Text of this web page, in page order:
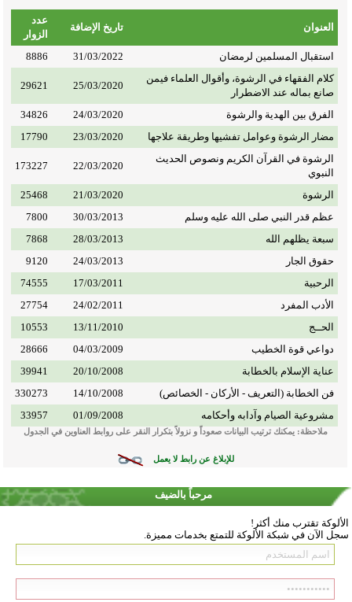
العنوان تاريخ الإضافة
عدد
الزوار
استقبال المسلمين لرمضان
31/03/2022
8886
كلام الفقهاء في الرشوة، وأقوال العلماء فيمن
صانع بماله عند الاضطرار
25/03/2020
29621
الفرق بين الهدية والرشوة 24/03/2020
34826
مضار الرشوة وعوامل تفشيها وطريقة علاجها
23/03/2020
17790
الرشوة في القرآن الكريم ونصوص الحديث
النبوي
22/03/2020
173227
الرشوة 21/03/2020
25468
عظم قدر النبي صلى الله عليه وسلم
30/03/2013
7800
سبعة يظلهم الله
28/03/2013
7868
حقوق الجار
24/03/2013
9120
الرحبية
17/03/2011
74555
الأدب المفرد
24/02/2011
27754
الحــج
13/11/2010
10553
دواعي قوة الخطيب
04/03/2009
28666
عناية الإسلام بالخطابة
20/10/2008
39941
فن الخطابة (التعريف - الأركان - الخصائص)
14/10/2008
330273
مشروعية الصيام وآدابه وأحكامه
01/09/2008
33957
ملاحظة: يمكنك ترتيب البيانات صعوداً و نزولاً بتكرار النقر على روابط العناوين في الجدول
للإبلاغ عن رابط لا يعمل
مرحباً بالضيف
الألوكة تقترب منك أكثر!
سجل الآن في شبكة الألوكة للتمتع بخدمات مميزة.